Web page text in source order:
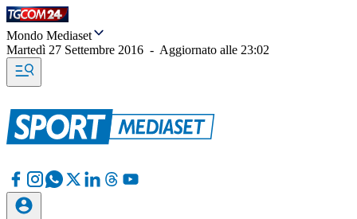
Mondo Mediaset
Martedì 27 Settembre 2016 - Aggiornato alle 23:02